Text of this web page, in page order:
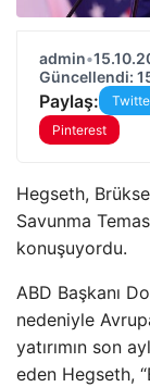
admin•
Güncellendi:
Paylaş:
Pinterest
Hegseth,
Savunma Temas
konuşuyordu.
ABD Başkanı
nedeniyle
yatırımın son
eden Hegseth,